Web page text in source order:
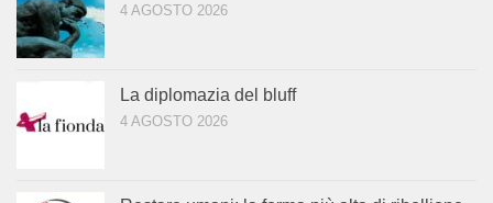
4 AGOSTO 2026
La diplomazia del bluff
4 AGOSTO 2026